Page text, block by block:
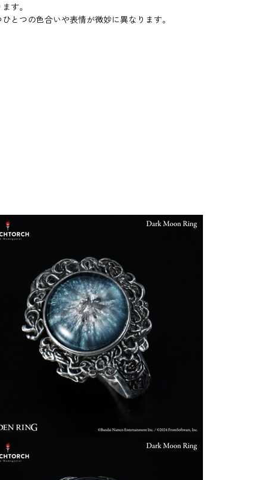
す。
とつの色合いや表情が微妙に異なります。